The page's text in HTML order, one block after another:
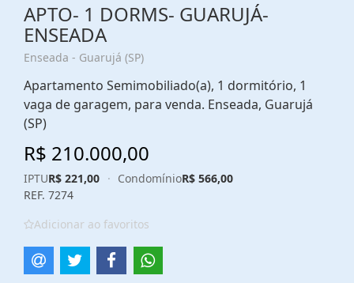
APTO- 1 DORMS- GUARUJÁ-
ENSEADA
Enseada - Guarujá (SP)
Apartamento Semimobiliado(a), 1 dormitório, 1
vaga de garagem, para venda. Enseada, Guarujá
(SP)
R$ 210.000,00
IPTUR$ 221,00 · CondomínioR$ 566,00
REF. 7274
Adicionar ao favoritos